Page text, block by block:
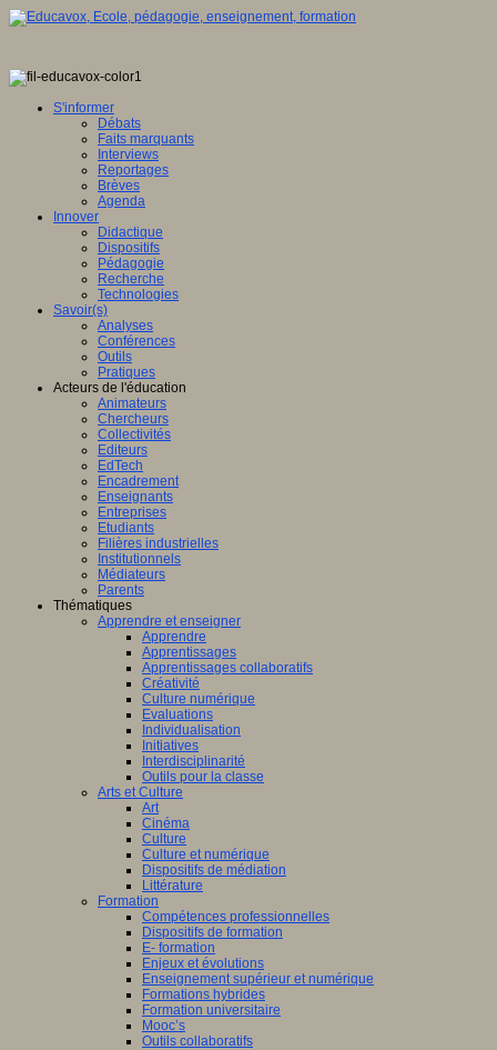
S'informer
Débats
Faits marquants
Interviews
Reportages
Brèves
Agenda
Innover
Didactique
Dispositifs
Pédagogie
Recherche
Technologies
Savoir(s)
Analyses
Conférences
Outils
Pratiques
Acteurs de l'éducation
Animateurs
Chercheurs
Collectivités
Editeurs
EdTech
Encadrement
Enseignants
Entreprises
Etudiants
Filières industrielles
Institutionnels
Médiateurs
Parents
Thématiques
Apprendre et enseigner
Apprendre
Apprentissages
Apprentissages collaboratifs
Créativité
Culture numérique
Evaluations
Individualisation
Initiatives
Interdisciplinarité
Outils pour la classe
Arts et Culture
Art
Cinéma
Culture
Culture et numérique
Dispositifs de médiation
Littérature
Formation
Compétences professionnelles
Dispositifs de formation
E- formation
Enjeux et évolutions
Enseignement supérieur et numérique
Formations hybrides
Formation universitaire
Mooc’s
Outils collaboratifs